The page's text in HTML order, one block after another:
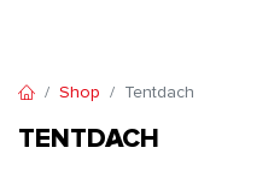
Shop Tentdach
TENTDACH